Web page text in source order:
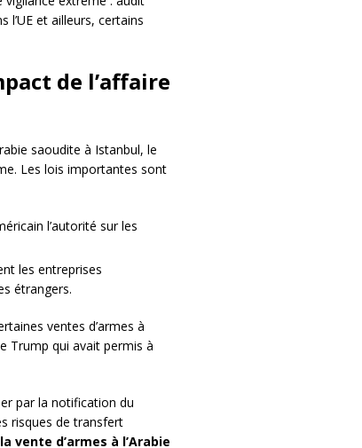
l’UE et ailleurs, certains
de l’affaire
saoudite à Istanbul, le
Les lois importantes sont
l’autorité sur les
les entreprises
étrangers.
ventes d’armes à
Trump qui avait permis à
par la notification du
risques de transfert
la vente d’armes à l’Arabie